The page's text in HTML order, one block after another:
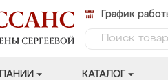
График
КАТАЛОГ